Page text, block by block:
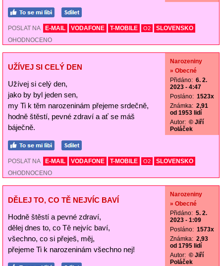
POSLAT NA E-MAIL VODAFONE T-MOBILE O2
SLOVENSKO
OHODNOCENO
UŽÍVEJ SI CELÝ DEN
Užívej si celý den,
jako by byl jeden sen,
my Ti k těm narozeninám přejeme srdečně,
hodně štěstí, pevné zdraví a ať se máš
báječně.
Narozeniny
» Obecné
Přidáno: 6. 2.
2023 - 4:47
Posláno: 1523x
Známka: 2,91
od 1953 lidí
Autor: © Jiří
Poláček
POSLAT NA E-MAIL VODAFONE T-MOBILE O2
SLOVENSKO
OHODNOCENO
DĚLEJ TO, CO TĚ NEJVÍC BAVÍ
Hodně štěstí a pevné zdraví,
dělej dnes to, co Tě nejvíc baví,
všechno, co si přeješ, měj,
přejeme Ti k narozeninám všechno nej!
Narozeniny
» Obecné
Přidáno: 5. 2.
2023 - 1:09
Posláno: 1573x
Známka: 2,93
od 1795 lidí
Autor: © Jiří
Poláček